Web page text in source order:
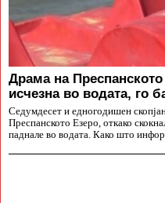
Драма на
исчезна во водата, го
Седумдесет и едногодишен
Преспанското Езеро, откако
паднале во водата. Како што